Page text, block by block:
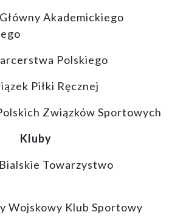
Akademickiego
Polskiego
Piłki Ręcznej
Związków Sportowych
Kluby
Towarzystwo
Wojskowy Klub Sportowy